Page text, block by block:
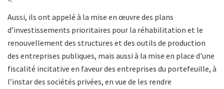
Aussi, ils ont appelé à la mise en œuvre des plans
d’investissements prioritaires pour la réhabilitation et le
renouvellement des structures et des outils de production
des entreprises publiques, mais aussi à la mise en place d'une
fiscalité incitative en faveur des entreprises du portefeuille, à
l’instar des sociétés privées, en vue de les rendre